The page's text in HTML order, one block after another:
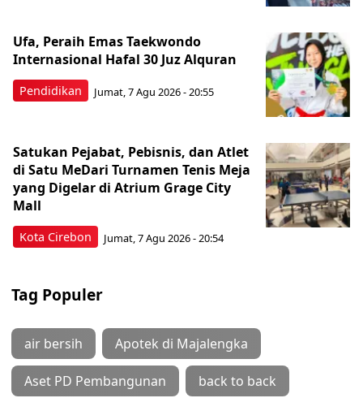
Pendidikan
Ufa, Peraih Emas Taekwondo
Internasional Hafal 30 Juz Alquran
Jumat, 7 Agu 2026 - 20:55
Kota Cirebon
Satukan Pejabat, Pebisnis, dan Atlet
di Satu MeDari Turnamen Tenis Meja
yang Digelar di Atrium Grage City
Mall
Jumat, 7 Agu 2026 - 20:54
Tag Populer
air bersih Apotek di Majalengka
Aset PD Pembangunan back to back